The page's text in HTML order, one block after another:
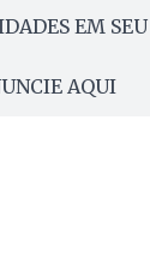
EM
AQUI